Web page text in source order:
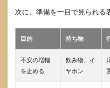
次に、準備を一目で見られる
目的 持ち物
不安の増幅
を止める
飲み物、イ
ヤホン